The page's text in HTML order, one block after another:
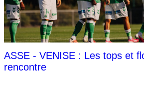
ASSE - VENISE : Les tops et
rencontre